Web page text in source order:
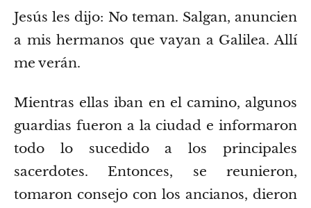
Jesús les dijo: No teman. Salgan, anuncien
a mis hermanos que vayan a Galilea. Allí
me verán.
Mientras ellas iban en el camino, algunos
guardias fueron a la ciudad e informaron
todo lo sucedido a los principales
sacerdotes.Entonces, se reunieron,
tomaron consejo con los ancianos, dieron